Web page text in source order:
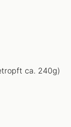
ca. 240g)